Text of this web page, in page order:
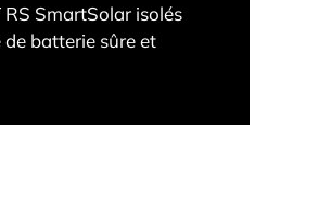
SmartSolar isolés
batterie sûre et